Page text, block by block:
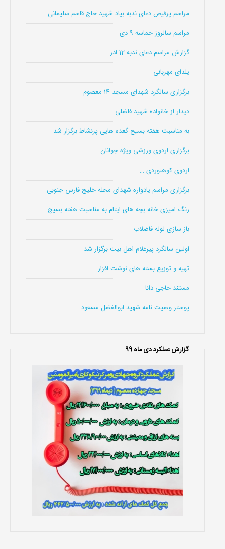
مراسم پرفیض دعای ندبه بیاد شهید حاج قاسم سلیمانی
مراسم سالروز حماسه 9 دی
گزارش مراسم دعای ندبه 12 اذر
یلدای مهربانی
برگزاری سالگرد شهدای مسجد 14 معصوم
دیدار از خانواده شهید فاضلی
به مناسبت هفته بسیج گعده هایی پرنشاط برگزار شد
برگزاری اردوی ورزشی ویژه جوانان
اردوی کوهنوردی …
برگزاری مراسم یادواره شهدای محله خلیج فارس جنوبی
رنگ امیزی خانه بچه های ایتام به مناسبت هفته بسیج
باز سازی لوله فاضلاب
اولین سالگرد پیرغلام اهل بیت برگزار شد
تهیه و توزیع بسته های نوشت افزار
مستند حاجی دانا
پوستر وصیت نامه شهید ابوالفضل مسعود
گزارش عملکرد دی ماه 99